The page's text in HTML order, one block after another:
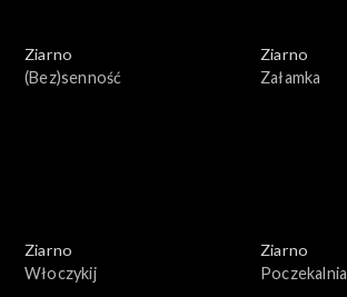
Ziarno
(Bez)senność
Ziarno
Załamka
Ziarno
Włoczykij
Ziarno
Poczekalnia